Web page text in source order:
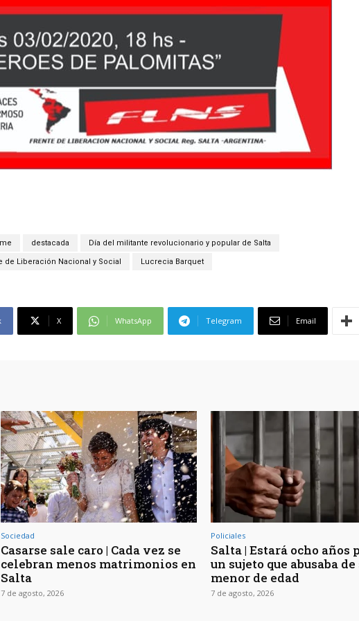
destacada Día del militante revolucionario y popular de Salta
de Liberación Nacional y Social Lucrecia Barquet
X WhatsApp Telegram Email
Sociedad
Casarse sale caro | Cada vez se
celebran menos matrimonios en
Salta
7 de agosto, 2026
Policiales
Salta | Estará ocho años
un sujeto que abusaba
menor de edad
7 de agosto, 2026